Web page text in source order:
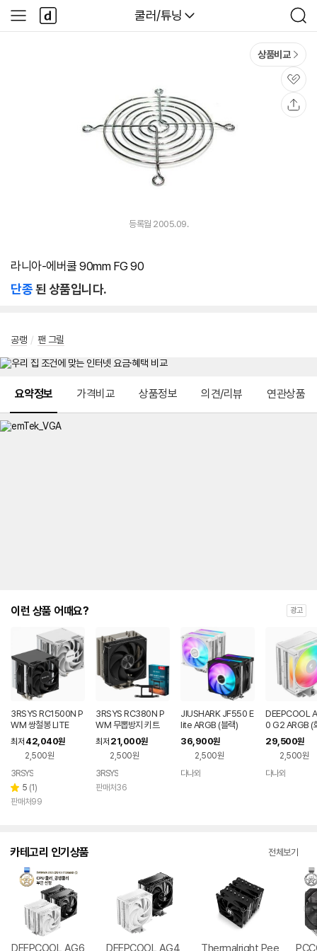
다나와
쿨러/튜닝
검
색
사
이
다
나
와
상품비교
관
심
등록월 2005.09.
라니아-에버쿨 90mm FG 90
단종된 상품입니다.
공랭 / 팬 그릴
요약정보 가격비교 상품정보 의견/리뷰 연관상품
이런 상품 어때요? 광고
3RSYS RC1500N P
WM 쌍철봉 LITE
최저 42,040원
2,500원
3RSYS
별
점
5 리
뷰
(1)
판매처99
3RSYS RC380N P
WM 무뽑방지 키트
최저 21,000원
2,500원
3RSYS
판매처36
JIUSHARK JF550 E
lite ARGB (블랙)
36,900원
2,500원
다나와
DEEPCOOL
0 G2 ARGB (
29,500원
2,500원
다나와
카테고리 인기상품 전체보기
DEEPCOOL AG6 DEEPCOOL AG4 Thermalright Pee